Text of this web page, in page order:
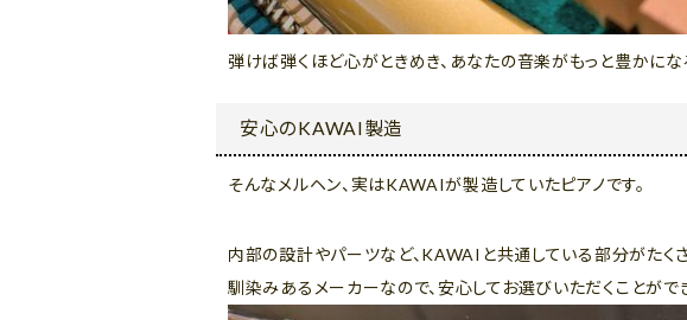
弾けば弾くほど心がときめき、あなたの音楽がもっと豊かにな
安心のKAWAI製造
そんなメルヘン、実はKAWAIが製造していたピアノです。
内部の設計やパーツなど、KAWAIと共通している部分がたくさ
馴染みあるメーカーなので、安心してお選びいただくことがで